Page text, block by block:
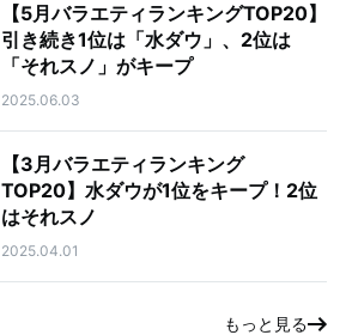
【5月バラエティランキングTOP20】
引き続き1位は「水ダウ」、2位は
「それスノ」がキープ
2025.06.03
【3月バラエティランキング
TOP20】水ダウが1位をキープ！2位
はそれスノ
2025.04.01
もっと見る